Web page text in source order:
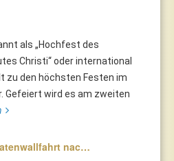
als „Hochfest des
Christi“ oder international
zu den höchsten Festen im
Gefeiert wird es am zweiten
nac…